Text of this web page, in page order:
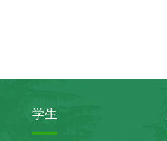
学生